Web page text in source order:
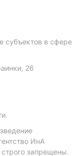
субъектов в сфере
26
ИнА
строго запрещены.